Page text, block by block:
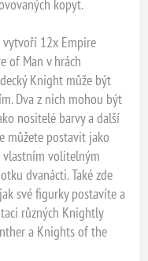
kopyt.
vytvoří 12x Empire
of Man v hrách
Knight může být
Dva z nich mohou být
nositelé barvy a další
můžete postavit jako
vlastním volitelným
dvanácti. Také zde
své figurky postavíte a
různých Knightly
a Knights of the